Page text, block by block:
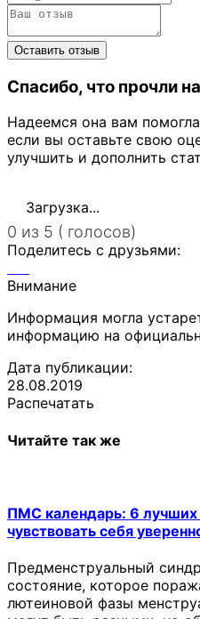
Спасибо, что прочли
Надеемся она вам
если вы оставьте свою
улучшить и дополнить
Загрузка...
0 из 5 ( голосов)
Поделитесь с друзьями:
Внимание
Информация могла
информацию на
Дата публикации:
28.08.2019
Распечатать
Читайте так же
ПМС календарь: 6
чувствовать себя
Предменструальный
состояние, которое
лютеиновой фазы